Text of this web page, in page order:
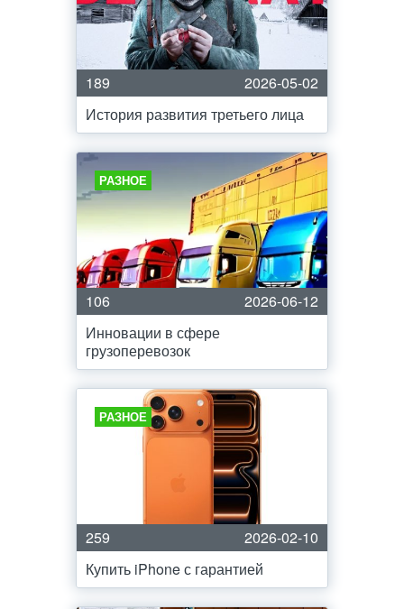
189
2026-05-02
История развития третьего лица
РАЗНОЕ
106
2026-06-12
Инновации в сфере
грузоперевозок
РАЗНОЕ
259
2026-02-10
Купить iPhone с гарантией